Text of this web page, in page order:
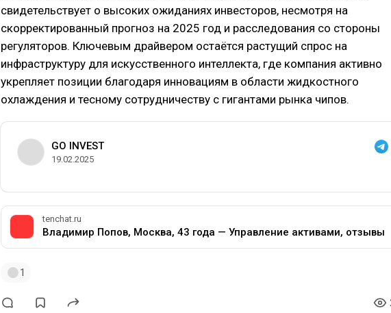
свидетельствует о высоких ожиданиях инвесторов, несмотря на
скорректированный прогноз на 2025 год и расследования со стороны
регуляторов. Ключевым драйвером остаётся растущий спрос на
инфраструктуру для искусственного интеллекта, где компания активно
укрепляет позиции благодаря инновациям в области жидкостного
охлаждения и тесному сотрудничеству с гигантами рынка чипов.
GO INVEST
19.02.2025
tenchat.ru
Владимир Попов, Москва, 43 года — Управление активами, отзывы
1